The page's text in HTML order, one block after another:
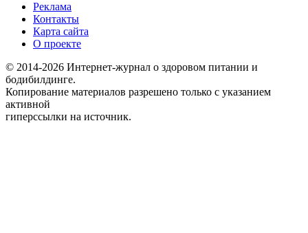
Реклама
Контакты
Карта сайта
О проекте
© 2014-2026 Интернет-журнал о здоровом питании и
бодибилдинге.
Копирование материалов разрешено только с указанием
активной
гиперссылки на источник.